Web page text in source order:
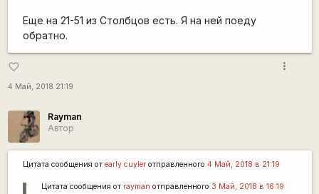
Еще на 21-51 из Столбцов есть. Я на ней поеду
обратно.
favorite_border
4 Май, 2018 21:19
more_vert
Rаyman
Автор
Цитата сообщения от early cuylerотправленного 4 Май, 2018 в 21:19
Цитата сообщения от rаyman отправленного 3 Май, 2018 в 16:19